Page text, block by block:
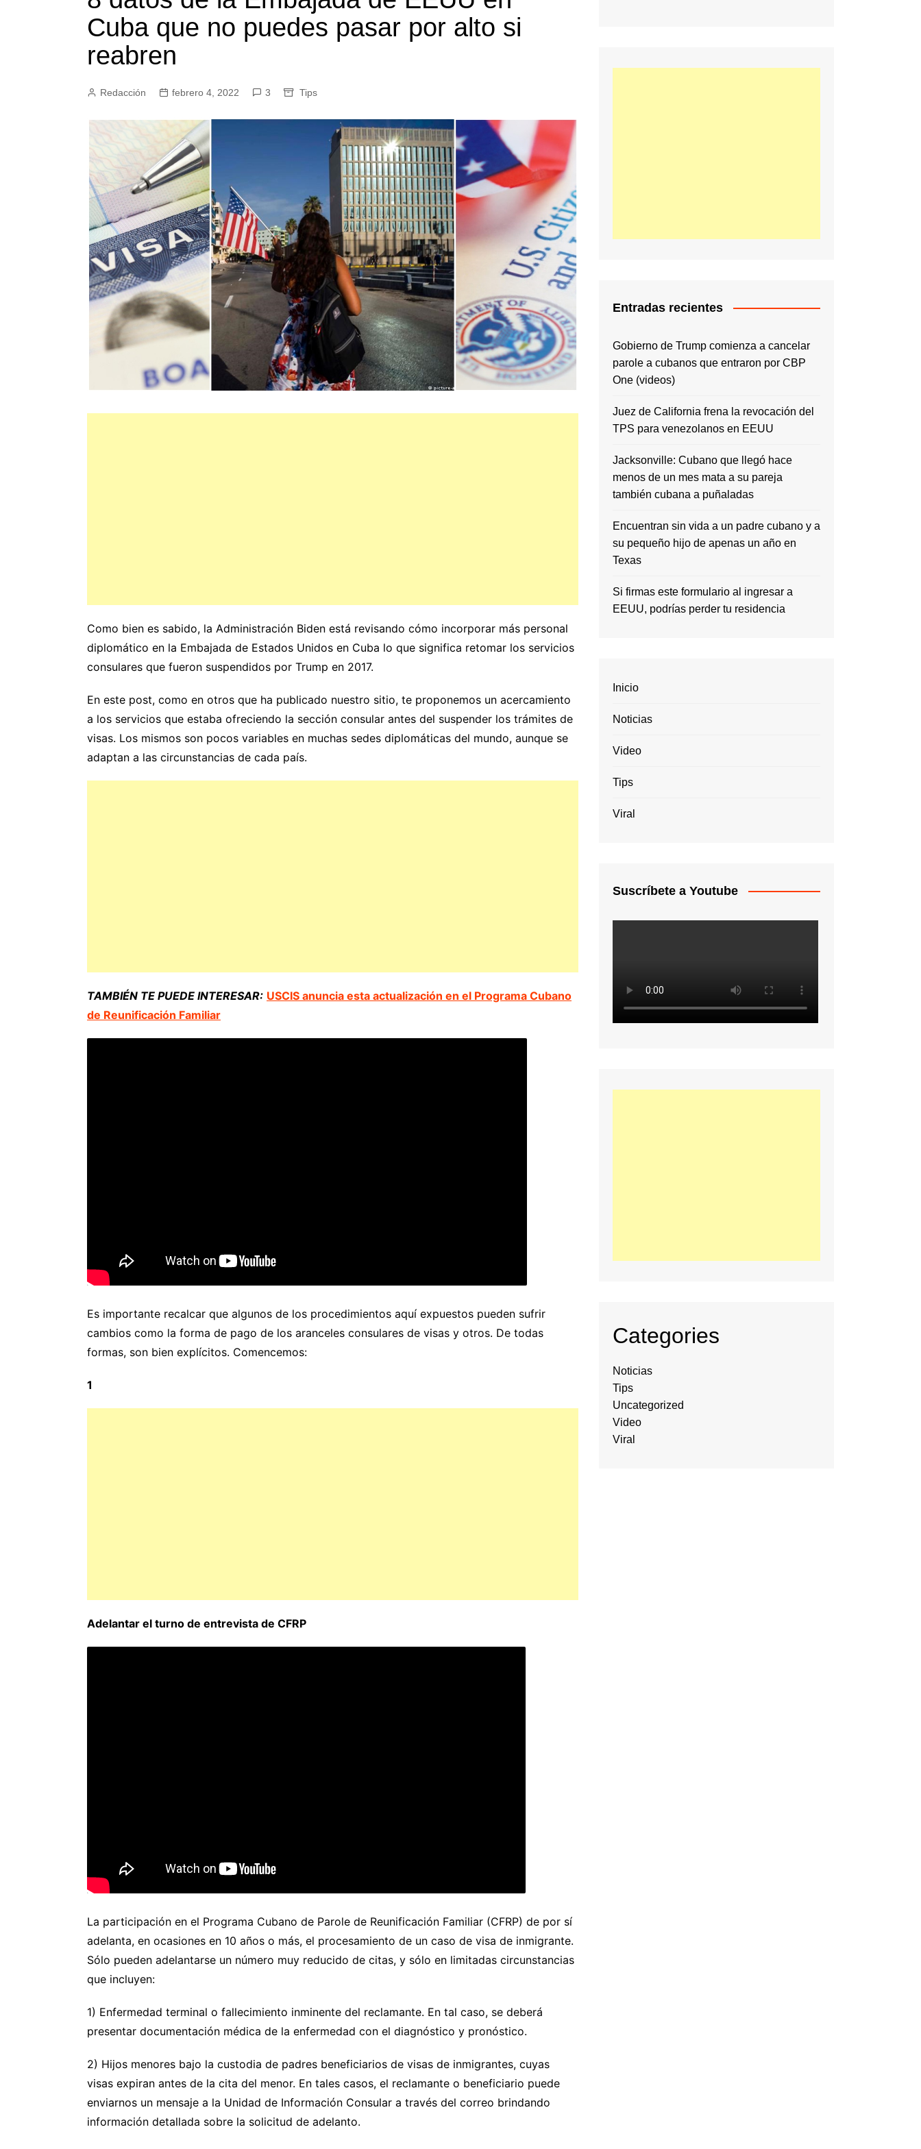
Cuba que no puedes pasar por alto si
reabren
Redacción febrero 4, 2022 3 Tips
Como bien es sabido, la Administración Biden está revisando cómo incorporar más personal
diplomático en la Embajada de Estados Unidos en Cuba lo que significa retomar los servicios
consulares que fueron suspendidos por Trump en 2017.
En este post, como en otros que ha publicado nuestro sitio, te proponemos un acercamiento
a los servicios que estaba ofreciendo la sección consular antes del suspender los trámites de
visas. Los mismos son pocos variables en muchas sedes diplomáticas del mundo, aunque se
adaptan a las circunstancias de cada país.
TAMBIÉN TE PUEDE INTERESAR: USCIS anuncia esta actualización en el Programa Cubano
de Reunificación Familiar
Es importante recalcar que algunos de los procedimientos aquí expuestos pueden sufrir
cambios como la forma de pago de los aranceles consulares de visas y otros. De todas
formas, son bien explícitos. Comencemos:
1
Adelantar el turno de entrevista de CFRP
La participación en el Programa Cubano de Parole de Reunificación Familiar (CFRP) de por sí
adelanta, en ocasiones en 10 años o más, el procesamiento de un caso de visa de inmigrante.
Sólo pueden adelantarse un número muy reducido de citas, y sólo en limitadas circunstancias
que incluyen:
1) Enfermedad terminal o fallecimiento inminente del reclamante. En tal caso, se deberá
presentar documentación médica de la enfermedad con el diagnóstico y pronóstico.
2) Hijos menores bajo la custodia de padres beneficiarios de visas de inmigrantes, cuyas
visas expiran antes de la cita del menor. En tales casos, el reclamante o beneficiario puede
enviarnos un mensaje a la Unidad de Información Consular a través del correo brindando
información detallada sobre la solicitud de adelanto.
Entradas recientes
Gobierno de Trump comienza a cancelar
parole a cubanos que entraron por CBP
One (videos)
Juez de California frena la revocación del
TPS para venezolanos en EEUU
Jacksonville: Cubano que llegó hace
menos de un mes mata a su pareja
también cubana a puñaladas
Encuentran sin vida a un padre cubano y a
su pequeño hijo de apenas un año en
Texas
Si firmas este formulario al ingresar a
EEUU, podrías perder tu residencia
Inicio
Noticias
Video
Tips
Viral
Suscríbete a Youtube
Categories
Noticias
Tips
Uncategorized
Video
Viral